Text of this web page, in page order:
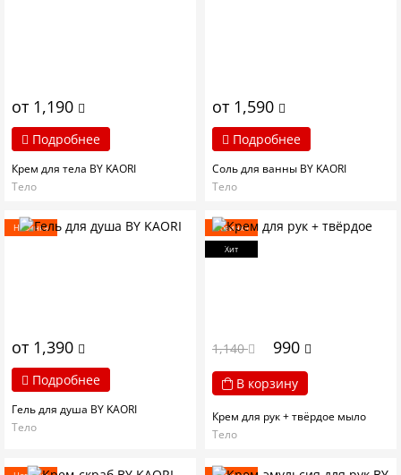
от 1,190
Подробнее
Крем для тела BY KAORI
Тело
от 1,590
Подробнее
Соль для ванны BY KAORI
Тело
Новинка
от 1,390
Подробнее
Гель для душа BY KAORI
Тело
Новинка
Хит
1,140 990
В корзину
Крем для рук + твёрдое мыло
Тело